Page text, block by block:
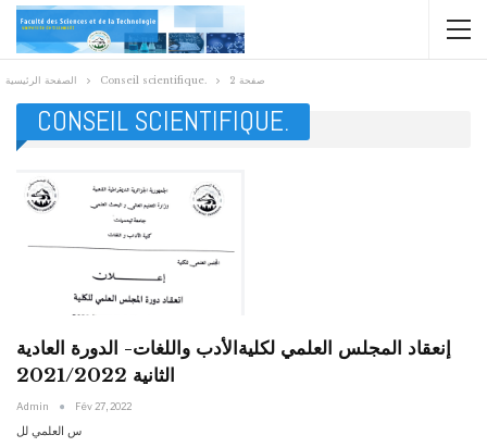
الصفحة الرئيسية Conseil scientifique. صفحة 2
CONSEIL SCIENTIFIQUE.
إنعقاد المجلس العلمي لكليةالأدب واللغات- الدورة العادية
الثانية 2021/2022
Admin Fév 27, 2022
س العلمي لل